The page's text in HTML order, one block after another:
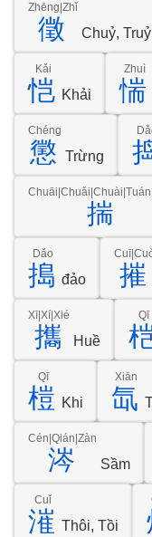
徵
Zhēng|Zhǐ
Chuỷ,
恺
Kǎi
Khải 惴
Zhuì
懲
Chéng
Trừng
揣
搗
Dǎo
đảo 摧
攜
Xī|Xí|Xié
Huề
Qī
榿
Qī
Khi 氙
Xiān
涔
Cén|Qián|Zàn
Sầm
漼
Cuǐ
Thôi, Tồi